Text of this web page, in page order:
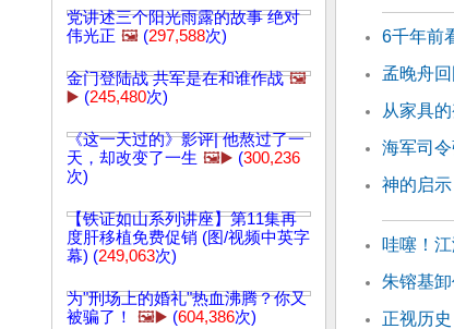
党讲述三个阳光雨露的故事 绝对
伟光正 🖼️ (297,588次)
金门登陆战 共军是在和谁作战 🖼️
▶️ (245,480次)
《这一天过的》影评| 他熬过了一
天，却改变了一生 🖼️▶️ (300,236
次)
【铁证如山系列讲座】第11集再
度肝移植免费促销 (图/视频中英字
幕) (249,063次)
为"刑场上的婚礼"热血沸腾？你又
被骗了！
🖼️▶️ (604,386次)
6千年前
孟晚舟
从家具
海军司
神的启
哇噻！
朱镕基
正视历